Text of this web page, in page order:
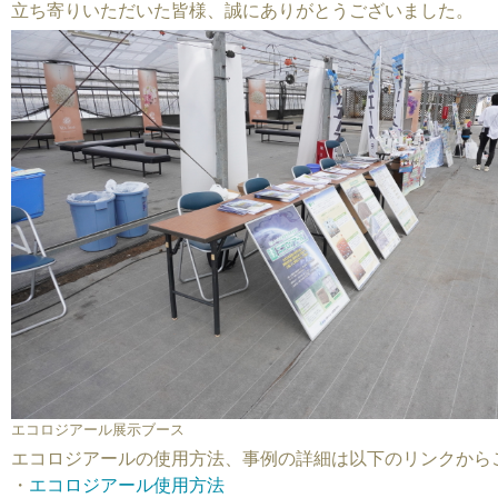
立ち寄りいただいた皆様、誠にありがとうございました。
エコロジアール展示ブース
エコロジアールの使用方法、事例の詳細は以下のリンクから
・ エコロジアール使用方法